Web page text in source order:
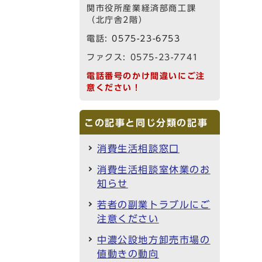
関市役所産業経済部商工課
（北庁舎2階）
電話:0575-23-6753
ファクス: 0575-23-7741
電話番号のかけ間違いにご注
意ください！
この記事と同じ分類の記事
消費生活相談窓口
消費生活相談室休業のお
知らせ
若者の副業トラブルにご
注意ください
中濃公設地方卸売市場の
値動きの動向